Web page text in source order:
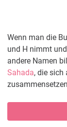
Wenn man die
und H nimmt
andere Namen
Sahada, die sich